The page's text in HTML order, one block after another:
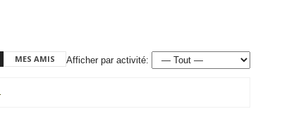
MES AMIS Afficher par activité: